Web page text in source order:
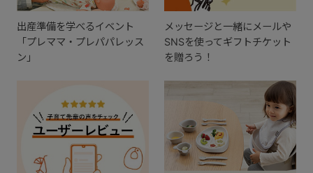
出産準備を学べるイベント
「プレママ・プレパパレッス
ン」
メッセージと一緒にメールや
SNSを使ってギフトチケット
を贈ろう！